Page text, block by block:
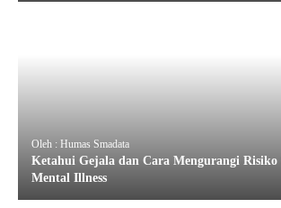
Oleh : Humas Smadata
Ketahui Gejala dan Cara Mengurangi Risiko
Mental Illness